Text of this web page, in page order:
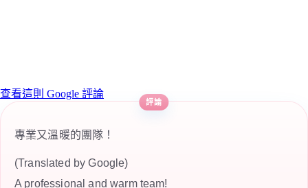
查看這則 Google 評論
專業又溫暖的團隊！
(Translated by Google)
A professional and warm team!